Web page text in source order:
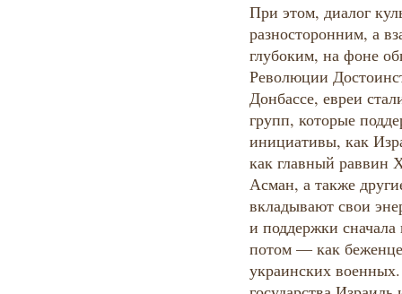
При этом, диалог
разносторонним, а
глубоким, на фоне
Революции
Донбассе, евреи
групп, которые
инициативы, как
как главный
Асман, а также
вкладывают свои
и поддержки
потом — как
украинских